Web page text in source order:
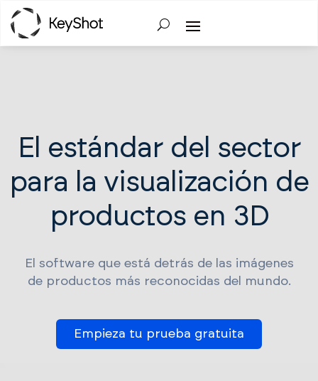
El estándar del sector
para la visualización de
productos en 3D
El software que está detrás de las imágenes
de productos más reconocidas del mundo.
Empieza tu prueba gratuita